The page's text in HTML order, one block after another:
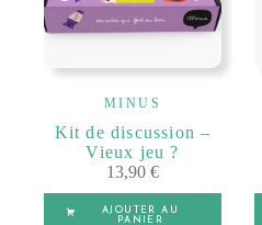
MINUS
Kit de discussion –
Vieux jeu ?
13,90€
AJOUTER AU
PANIER